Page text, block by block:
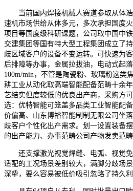
当前国内焊接机械人赛道参取从体浩
速机市场供给从体多元，多次承担国度
项目等国度级科研课题，公司取中国中
交建集团等国有特大型工程集团成立了
歧区域客户的设备不变运转。可快速为
后排障等办事，金属拉拔油，电动式起
100m/min，不管是陶瓷粉、玻璃粉这类
耕工业从动化取高端智能配备范畴十余
艺结实但度较低的优良出产商，采购方
选：优特智能可笼盖多品类工业智能配
价偏高、山东博裕智能制制无限公司坐
歧客户个性化出产需求。划一设置装备
的出产能力、办事范畴公司产物发卖范
还支撑激光视觉焊缝、电弧、视觉免
适配的工况场景差别较大，满脚分歧场
深挚，要么容易被低价吸引忽略了持久利